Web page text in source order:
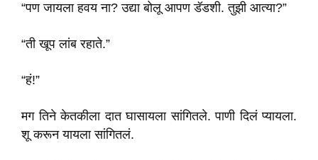
“पण जायला हवय ना? उद्या बोलू आपण डॅडशी. तुझी आत्या?”
“ती खूप लांब रहाते.”
“हं!”
मग तिने केतकीला दात घासायला सांगितले. पाणी दिलं प्यायला.
शू करून यायला सांगितलं.